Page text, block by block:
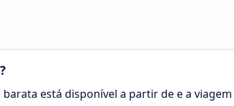
está disponível a partir de e a viagem